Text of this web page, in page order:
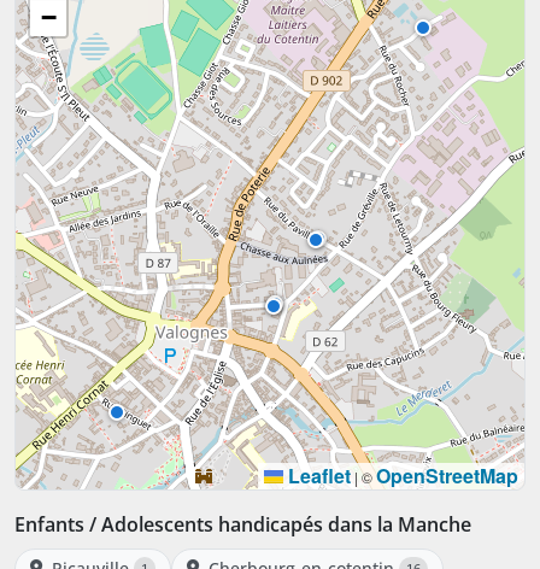
−
Leaflet |©OpenStreetMap
Enfants / Adolescents handicapés dans la Manche